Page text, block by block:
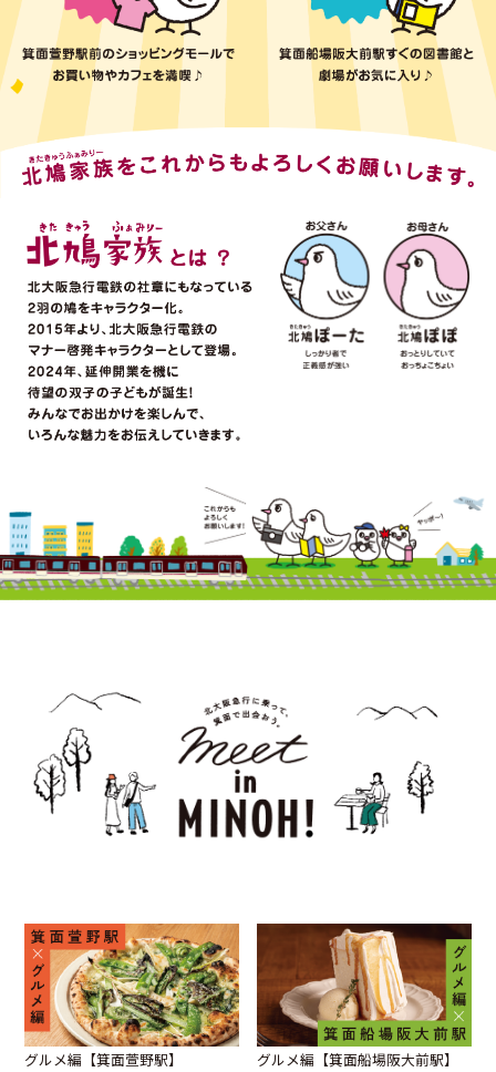
グルメ編【箕面萱野駅】 グルメ編【箕面船場阪大前駅】